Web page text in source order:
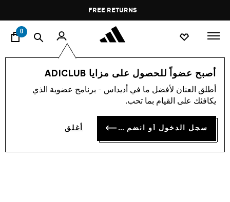
Pause
promotion
rotation
FREE RETURNS
0
أصبح عضواً للحصول على مزايا ADICLUB
أطلق العنان لأفضل ما في أديداس - برنامج عضوية الذي
يكافئك على القيام بما تحب.
سجل الدخول أو انضم الآن أغلق
اسلوب حياة العلامات التجارية أوريجينالز أحذية
حذاء HANDBALL SPEZIAL
BD 53.75